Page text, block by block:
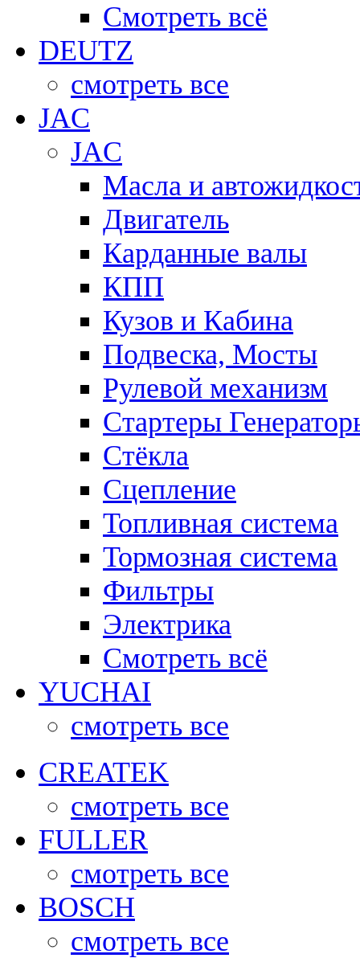
Смотреть всё
DEUTZ
смотреть все
JAC
JAC
Масла и
Двигатель
Карданные валы
КПП
Кузов и Кабина
Подвеска, Мосты
Рулевой механизм
Стартеры
Стёкла
Сцепление
Топливная система
Тормозная система
Фильтры
Электрика
Смотреть всё
YUCHAI
смотреть все
CREATEK
смотреть все
FULLER
смотреть все
BOSCH
смотреть все